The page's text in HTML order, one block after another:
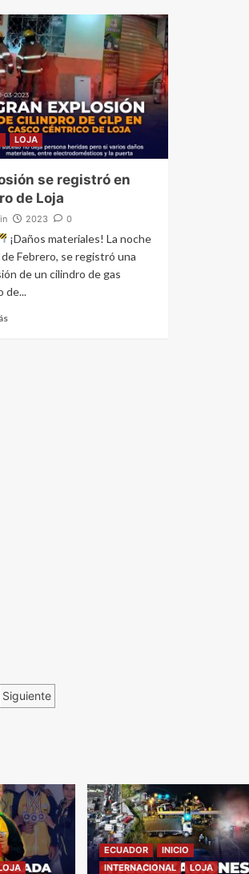
LOJA
se registró en
de Loja
2023 0
¡Daños materiales! La noche
Febrero, se registró una
de un cilindro de gas
de...
Siguiente
ECUADOR
INICIO
INTERNACIONAL
LOJA